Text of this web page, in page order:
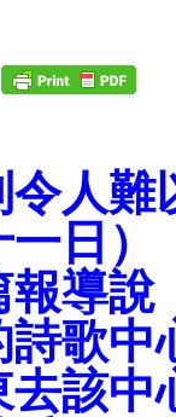
人難
日）
導說
詩歌中
去該中